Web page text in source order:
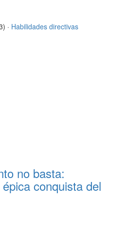
· Habilidades directivas
no basta:
conquista del